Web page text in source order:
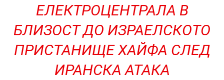
ЕЛЕКТРОЦЕНТРАЛА В
БЛИЗОСТ ДО ИЗРАЕЛСКОТО
ПРИСТАНИЩЕ ХАЙФА СЛЕД
ИРАНСКА АТАКА